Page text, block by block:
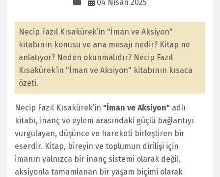
04 Nisan 2025
Necip Fazıl Kısakürek’in "İman ve Aksiyon"
kitabının konusu ve ana mesajı nedir? Kitap ne
anlatıyor? Neden okunmalıdır? Necip Fazıl
Kısakürek’in "İman ve Aksiyon" kitabının kısaca
özeti.
Necip Fazıl Kısakürek’in "İman ve Aksiyon" adlı
kitabı, inanç ve eylem arasındaki güçlü bağlantıyı
vurgulayan, düşünce ve hareketi birleştiren bir
eserdir. Kitap, bireyin ve toplumun dirilişi için
imanın yalnızca bir inanç sistemi olarak değil,
aksiyonla tamamlanan bir yaşam biçimi olarak